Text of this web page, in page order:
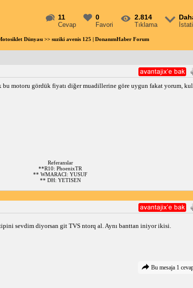
11
Cevap
0
Favori
2.814
Tıklama
Dünyası>> suziki avenis 125 | DonanımHaber Forum
motoru gördük fiyatı diğer muadillerine göre uygun fakat yorum,
Referanslar
**R10: PhoenixTR
** WMARACI: YUSUF
** DH: YETISEN
sevdim diyorsan git TVS ntorq al. Aynı banttan iniyor ikisi.
Bu mesaja 1